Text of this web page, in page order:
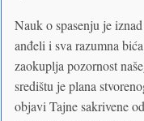
Nauk o spasenju je
anđeli i sva razumna
zaokuplja pozornost
središtu je plana
objavi Tajne sakrivene